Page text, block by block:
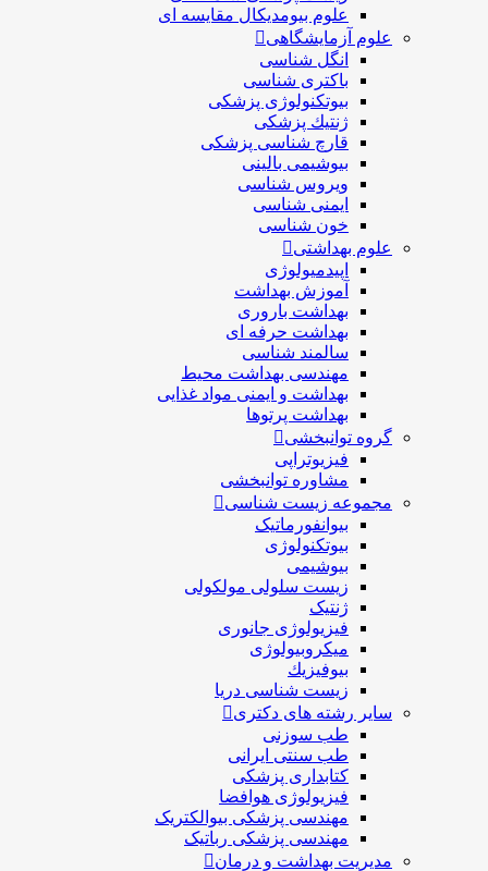
علوم بیومدیکال مقایسه ای
علوم آزمایشگاهی
انگل شناسی
باکتری شناسی
بیوتکنولوژی پزشکی
ژنتيك پزشکی
قارچ شناسی پزشكی
بیوشیمی بالینی
ویروس شناسی
ایمنی شناسی
خون شناسی
علوم بهداشتی
اپیدمیولوژی
آموزش بهداشت
بهداشت باروری
بهداشت حرفه ای
سالمند شناسی
مهندسی بهداشت محيط
بهداشت و ایمنی مواد غذایی
بهداشت پرتوها
گروه توانبخشی
فیزیوتراپی
مشاوره توانبخشی
مجموعه زیست شناسی
بیوانفورماتیک
بیوتکنولوژی
بیوشیمی
زیست سلولی مولکولی
ژنتیک
فیزیولوژی جانوری
میکروبیولوژی
بيوفيزيك
زیست شناسی دریا
سایر رشته های دکتری
طب سوزنی
طب سنتی ایرانی
کتابداری پزشکی
فیزیولوژی هوافضا
مهندسی پزشکی بیوالکتریک
مهندسی پزشکی رباتیک
مدیریت بهداشت و درمان